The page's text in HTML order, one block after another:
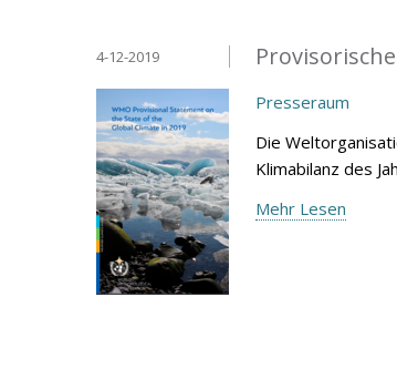
4-12-2019
Presseraum
Die
Klimabilanz des
Mehr Lesen